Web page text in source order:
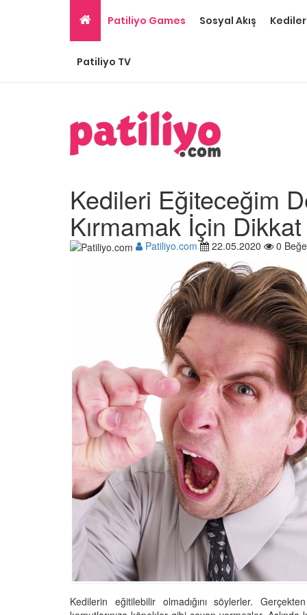
Patiliyo Games Sosyal Akış Kediler
Patiliyo TV
Kedileri Eğiteceğim
Kırmamak İçin
Patiliyo.com 22.05.2020 0
Kedilerin eğitilebilir olmadığını söylerler.
Gri Kedi Cinsleri: 14 Tür
Özellikleri
26.05.2020
Tüm İnsanların Ders
Gereken 26
22.05.2020
Anne Kedi
Reddeder ve Terk
22.05.2020
Evde Beslenebilecek
Küçük Kedi Cinsi
22.05.2020
Yavru Kedilerde Pire
Temizlenir?
22.05.2020